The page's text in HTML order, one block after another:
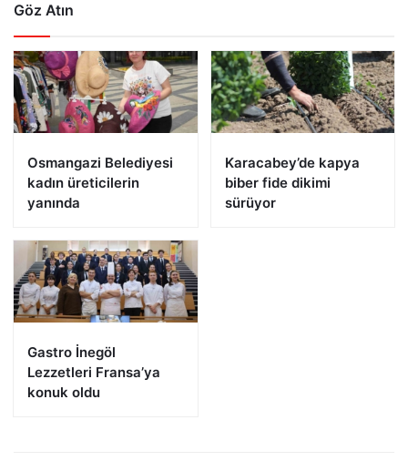
Göz Atın
Osmangazi Belediyesi
kadın üreticilerin
yanında
Karacabey’de kapya
biber fide dikimi
sürüyor
Gastro İnegöl
Lezzetleri Fransa’ya
konuk oldu